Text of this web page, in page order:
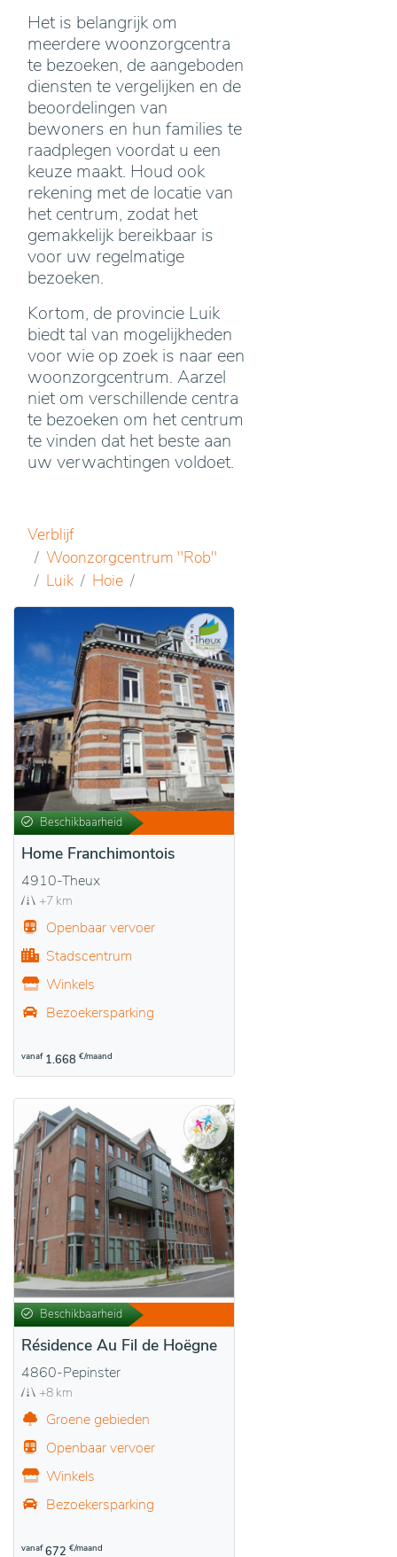
Het is belangrijk om
meerdere woonzorgcentra
te bezoeken, de aangeboden
diensten te vergelijken en de
beoordelingen van
bewoners en hun families te
raadplegen voordat u een
keuze maakt. Houd ook
rekening met de locatie van
het centrum, zodat het
gemakkelijk bereikbaar is
voor uw regelmatige
bezoeken.
Kortom, de provincie Luik
biedt tal van mogelijkheden
voor wie op zoek is naar een
woonzorgcentrum. Aarzel
niet om verschillende centra
te bezoeken om het centrum
te vinden dat het beste aan
uw verwachtingen voldoet.
Verblijf
Woonzorgcentrum "Rob"
Luik
Hoie
Beschikbaarheid
Home Franchimontois
4910-Theux
+7 km
Openbaar vervoer
Stadscentrum
Winkels
Bezoekersparking
vanaf 1.668 €/maand
Beschikbaarheid
Résidence Au Fil de Hoëgne
4860-Pepinster
+8 km
Groene gebieden
Openbaar vervoer
Winkels
Bezoekersparking
vanaf 672 €/maand